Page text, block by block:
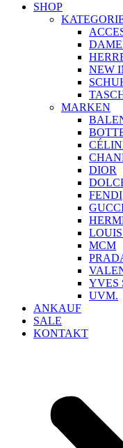
SHOP
NEW
MARKEN
DIOR
FENDI
MCM
YVES
UVM.
ANKAUF
SALE
KONTAKT